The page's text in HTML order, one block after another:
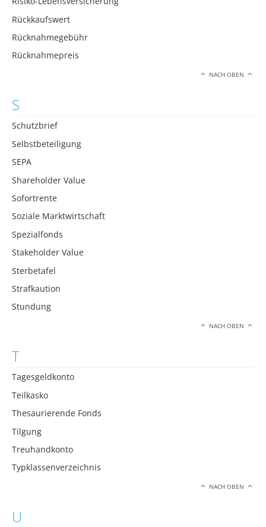
Rückkaufswert
Rücknahmegebühr
Rücknahmepreis
NACH OBEN
S
Schutzbrief
Selbstbeteiligung
SEPA
Shareholder Value
Sofortrente
Soziale Marktwirtschaft
Spezialfonds
Stakeholder Value
Sterbetafel
Strafkaution
Stundung
NACH OBEN
T
Tagesgeldkonto
Teilkasko
Thesaurierende Fonds
Tilgung
Treuhandkonto
Typklassenverzeichnis
NACH OBEN
U